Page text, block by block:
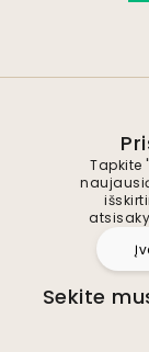
Tapkite
Sekite